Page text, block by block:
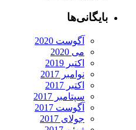
بایگانی‌ها
آگوست 2020
می 2020
اکتبر 2019
نوامبر 2017
اکتبر 2017
سپتامبر 2017
آگوست 2017
جولای 2017